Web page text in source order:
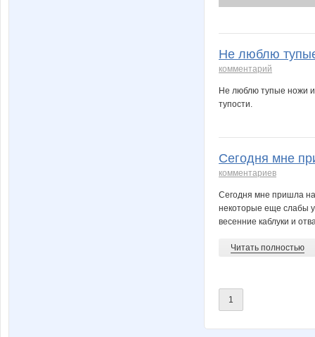
Не люблю
комментарий
Не люблю тупые ножи и
тупости.
Сегодня мне
комментариев
Сегодня мне пришла
некоторые еще слабы
весенние каблуки и
Читать полностью
1